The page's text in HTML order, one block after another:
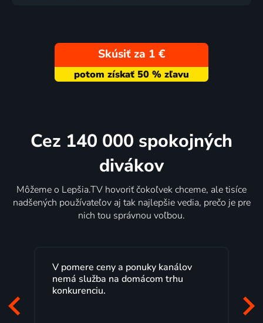
Skúsiť za 1 €
Cez 140 000 spokojných
divákov
Môžeme o Lepšia.TV hovoriť čokoľvek chceme, ale tisíce
nadšených používateľov aj tak najlepšie vedia, prečo je pre
nich tou správnou voľbou.
V pomere ceny a ponuky kanálov
nemá služba na domácom trhu
konkurenciu.